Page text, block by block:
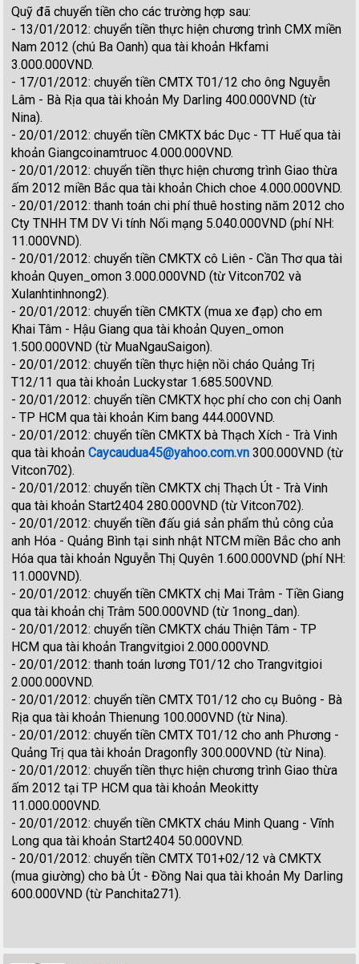
Quỹ đã chuyển tiền cho các trường hợp sau:
- 13/01/2012: chuyển tiền thực hiện chương trình CMX miền
Nam 2012 (chú Ba Oanh) qua tài khoản Hkfami
3.000.000VND.
- 17/01/2012: chuyển tiền CMTX T01/12 cho ông Nguyễn
Lâm - Bà Rịa qua tài khoản My Darling 400.000VND (từ
Nina).
- 20/01/2012: chuyển tiền CMKTX bác Dục - TT Huế qua tài
khoản Giangcoinamtruoc 4.000.000VND.
- 20/01/2012: chuyển tiền thực hiện chương trình Giao thừa
ấm 2012 miền Bắc qua tài khoản Chich choe 4.000.000VND.
- 20/01/2012: thanh toán chi phí thuê hosting năm 2012 cho
Cty TNHH TM DV Vi tính Nối mạng 5.040.000VND (phí NH:
11.000VND).
- 20/01/2012: chuyển tiền CMKTX cô Liên - Cần Thơ qua tài
khoản Quyen_omon 3.000.000VND (từ Vitcon702 và
Xulanhtinhnong2).
- 20/01/2012: chuyển tiền CMKTX (mua xe đạp) cho em
Khai Tâm - Hậu Giang qua tài khoản Quyen_omon
1.500.000VND (từ MuaNgauSaigon).
- 20/01/2012: chuyển tiền thực hiện nồi cháo Quảng Trị
T12/11 qua tài khoản Luckystar 1.685.500VND.
- 20/01/2012: chuyển tiền CMKTX học phí cho con chị Oanh
- TP HCM qua tài khoản Kim bang 444.000VND.
- 20/01/2012: chuyển tiền CMKTX bà Thạch Xích - Trà Vinh
qua tài khoảnCaycaudua45@yahoo.com.vn 300.000VND (từ
Vitcon702).
- 20/01/2012: chuyển tiền CMKTX chị Thạch Út - Trà Vinh
qua tài khoản Start2404 280.000VND (từ Vitcon702).
- 20/01/2012: chuyển tiền đấu giá sản phẩm thủ công của
anh Hóa - Quảng Bình tại sinh nhật NTCM miền Bắc cho anh
Hóa qua tài khoản Nguyễn Thị Quyên 1.600.000VND (phí NH:
11.000VND).
- 20/01/2012: chuyển tiền CMKTX chị Mai Trâm - Tiền Giang
qua tài khoản chị Trâm 500.000VND (từ 1nong_dan).
- 20/01/2012: chuyển tiền CMKTX cháu Thiện Tâm - TP
HCM qua tài khoản Trangvitgioi 2.000.000VND.
- 20/01/2012: thanh toán lương T01/12 cho Trangvitgioi
2.000.000VND.
- 20/01/2012: chuyển tiền CMTX T01/12 cho cụ Buông - Bà
Rịa qua tài khoản Thienung 100.000VND (từ Nina).
- 20/01/2012: chuyển tiền CMTX T01/12 cho anh Phương -
Quảng Trị qua tài khoản Dragonfly 300.000VND (từ Nina).
- 20/01/2012: chuyển tiền thực hiện chương trình Giao thừa
ấm 2012 tại TP HCM qua tài khoản Meokitty
11.000.000VND.
- 20/01/2012: chuyển tiền CMKTX cháu Minh Quang - Vĩnh
Long qua tài khoản Start2404 50.000VND.
- 20/01/2012: chuyển tiền CMTX T01+02/12 và CMKTX
(mua giường) cho bà Út - Đồng Nai qua tài khoản My Darling
600.000VND (từ Panchita271).